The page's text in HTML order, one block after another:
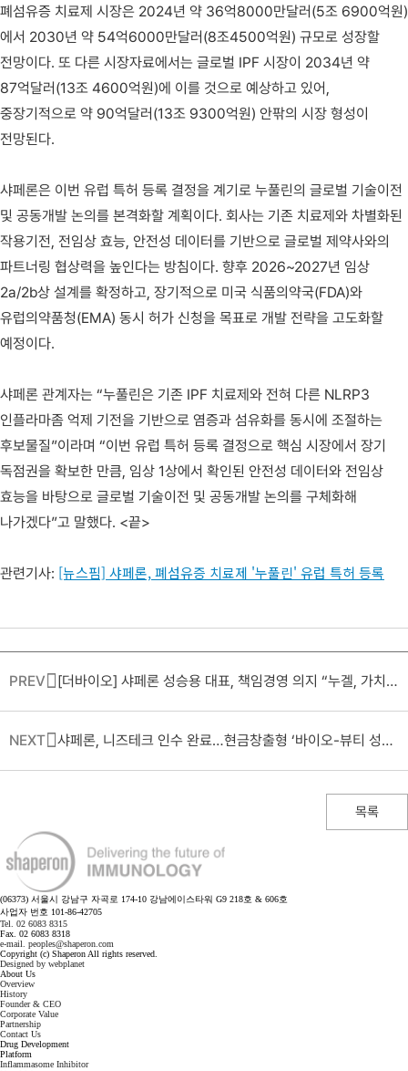
폐섬유증 치료제 시장은 2024년 약 36억8000만달러(5조 6900억원)
에서 2030년 약 54억6000만달러(8조4500억원) 규모로 성장할
전망이다. 또 다른 시장자료에서는 글로벌 IPF 시장이 2034년 약
87억달러(13조 4600억원)에 이를 것으로 예상하고 있어,
중장기적으로 약 90억달러(13조 9300억원) 안팎의 시장 형성이
전망된다.
샤페론은 이번 유럽 특허 등록 결정을 계기로 누풀린의 글로벌 기술이전
및 공동개발 논의를 본격화할 계획이다. 회사는 기존 치료제와 차별화된
작용기전, 전임상 효능, 안전성 데이터를 기반으로 글로벌 제약사와의
파트너링 협상력을 높인다는 방침이다. 향후 2026~2027년 임상
2a/2b상 설계를 확정하고, 장기적으로 미국 식품의약국(FDA)와
유럽의약품청(EMA) 동시 허가 신청을 목표로 개발 전략을 고도화할
예정이다.
샤페론 관계자는 “누풀린은 기존 IPF 치료제와 전혀 다른 NLRP3
인플라마좀 억제 기전을 기반으로 염증과 섬유화를 동시에 조절하는
후보물질”이라며 “이번 유럽 특허 등록 결정으로 핵심 시장에서 장기
독점권을 확보한 만큼, 임상 1상에서 확인된 안전성 데이터와 전임상
효능을 바탕으로 글로벌 기술이전 및 공동개발 논의를 구체화해
나가겠다”고 말했다. <끝>
관련기사: [뉴스핌] 샤페론, 폐섬유증 치료제 '누풀린' 유럽 특허 등록
PREV [더바이오] 샤페론 성승용 대표, 책임경영 의지 “누겔, 가치 훼손 아냐…후속 개발 가능성 여전”_CEO 인터뷰
NEXT 샤페론, 니즈테크 인수 완료…현금창출형 ‘바이오-뷰티 성장 엔진’ 가동
목록
(06373) 서울시 강남구 자곡로 174-10 강남에이스타워 G9 218호 & 606호
사업자 번호 101-86-42705
Tel. 02 6083 8315
Fax. 02 6083 8318
e-mail. peoples@shaperon.com
Copyright (c) Shaperon All rights reserved.
Designed by webplanet
About Us
Overview
History
Founder & CEO
Corporate Value
Partnership
Contact Us
Drug Development
Platform
Inflammasome Inhibitor